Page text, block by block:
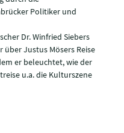
Politiker und
Dr. Winfried Siebers
über Justus Mösers Reise
er beleuchtet, wie der
u.a. die Kulturszene